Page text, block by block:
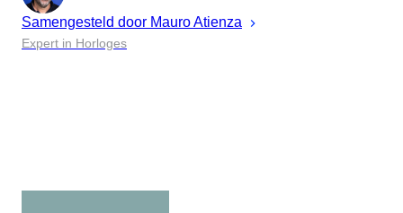
Samengesteld door MauroAtienza
Expert in Horloges